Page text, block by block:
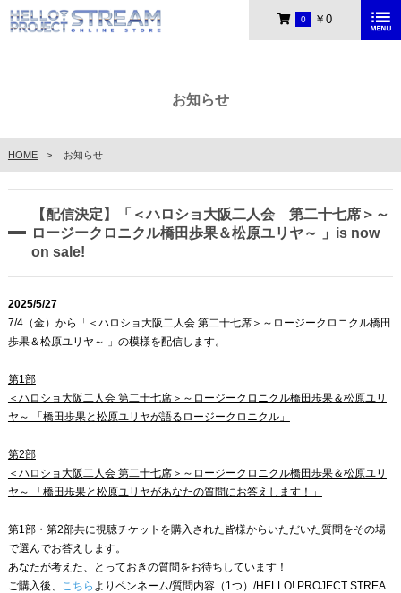
0 ￥0
お知らせ
HOME お知らせ
【配信決定】「＜ハロショ大阪二人会 第二十七席＞～
ロージークロニクル橋田歩果＆松原ユリヤ～ 」is now
on sale!
2025/5/27
7/4（金）から「＜ハロショ大阪二人会 第二十七席＞～ロージークロニクル橋田
歩果＆松原ユリヤ～ 」の模様を配信します。
第1部
＜ハロショ大阪二人会 第二十七席＞～ロージークロニクル橋田歩果＆松原ユリ
ヤ～ 「橋田歩果と松原ユリヤが語るロージークロニクル」
第2部
＜ハロショ大阪二人会 第二十七席＞～ロージークロニクル橋田歩果＆松原ユリ
ヤ～ 「橋田歩果と松原ユリヤがあなたの質問にお答えします！」
第1部・第2部共に視聴チケットを購入された皆様からいただいた質問をその場
で選んでお答えします。
あなたが考えた、とっておきの質問をお待ちしています！
ご購入後、 こちら よりペンネーム/質問内容（1つ）/HELLO! PROJECT STREA